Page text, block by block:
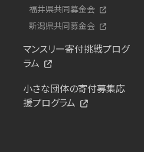
福井県共同募金会
新潟県共同募金会
マンスリー寄付挑戦プログ
ラム
小さな団体の寄付募集応
援プログラム